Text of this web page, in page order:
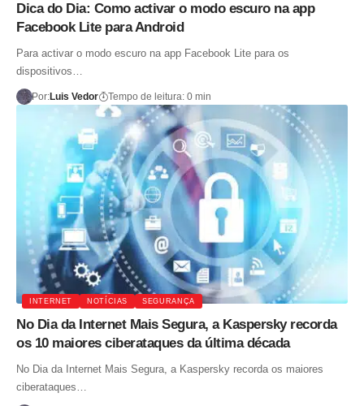
Dica do Dia: Como activar o modo escuro na app
Facebook Lite para Android
Para activar o modo escuro na app Facebook Lite para os
dispositivos…
Por:Luis Vedor Tempo de leitura: 0 min
INTERNET NOTÍCIAS SEGURANÇA
No Dia da Internet Mais Segura, a Kaspersky recorda
os 10 maiores ciberataques da última década
No Dia da Internet Mais Segura, a Kaspersky recorda os maiores
ciberataques…